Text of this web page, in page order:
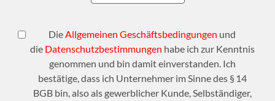
DieAllgemeinen Geschäftsbedingungen und
die Datenschutzbestimmungen habe ich zur Kenntnis
genommen und bin damit einverstanden. Ich
bestätige, dass ich Unternehmer im Sinne des § 14
BGB bin, also als gewerblicher Kunde, Selbständiger,